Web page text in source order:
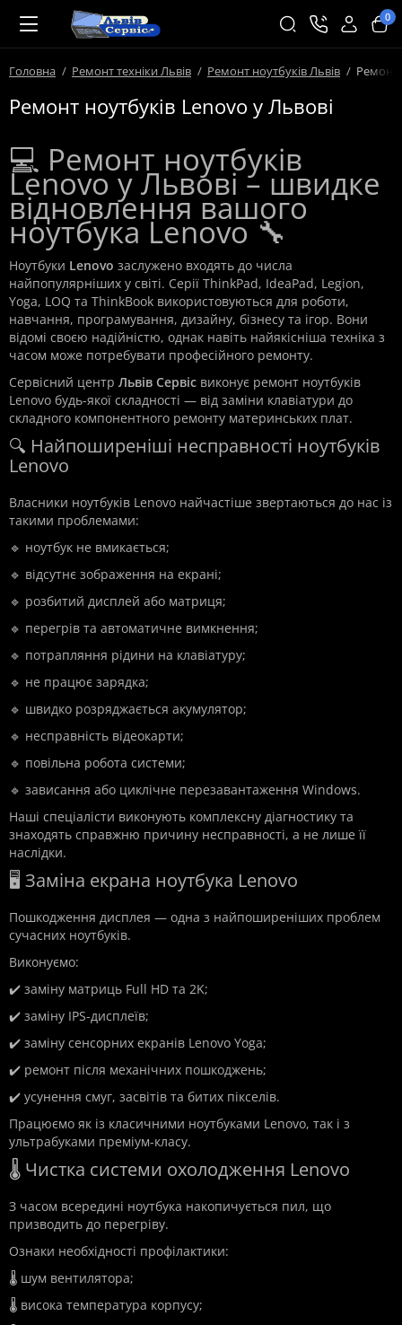
0
Головна Ремонт техніки Львів Ремонт ноутбуків Львів Ремонт
Ремонт ноутбуків Lenovo у Львові
💻 Ремонт ноутбуків
Lenovo у Львові – швидке
відновлення вашого
ноутбука Lenovo 🔧
Ноутбуки Lenovo заслужено входять до числа
найпопулярніших у світі. Серії ThinkPad, IdeaPad, Legion,
Yoga, LOQ та ThinkBook використовуються для роботи,
навчання, програмування, дизайну, бізнесу та ігор. Вони
відомі своєю надійністю, однак навіть найякісніша техніка з
часом може потребувати професійного ремонту.
Сервісний центр Львів Сервіс виконує ремонт ноутбуків
Lenovo будь-якої складності — від заміни клавіатури до
складного компонентного ремонту материнських плат.
🔍 Найпоширеніші несправності ноутбуків
Lenovo
Власники ноутбуків Lenovo найчастіше звертаються до нас із
такими проблемами:
🔹 ноутбук не вмикається;
🔹 відсутнє зображення на екрані;
🔹 розбитий дисплей або матриця;
🔹 перегрів та автоматичне вимкнення;
🔹 потрапляння рідини на клавіатуру;
🔹 не працює зарядка;
🔹 швидко розряджається акумулятор;
🔹 несправність відеокарти;
🔹 повільна робота системи;
🔹 зависання або циклічне перезавантаження Windows.
Наші спеціалісти виконують комплексну діагностику та
знаходять справжню причину несправності, а не лише її
наслідки.
🖥️ Заміна екрана ноутбука Lenovo
Пошкодження дисплея — одна з найпоширеніших проблем
сучасних ноутбуків.
Виконуємо:
✔️ заміну матриць Full HD та 2K;
✔️ заміну IPS-дисплеїв;
✔️ заміну сенсорних екранів Lenovo Yoga;
✔️ ремонт після механічних пошкоджень;
✔️ усунення смуг, засвітів та битих пікселів.
Працюємо як із класичними ноутбуками Lenovo, так і з
ультрабуками преміум-класу.
🌡️ Чистка системи охолодження Lenovo
З часом всередині ноутбука накопичується пил, що
призводить до перегріву.
Ознаки необхідності профілактики:
🌡️ шум вентилятора;
🌡️ висока температура корпусу;